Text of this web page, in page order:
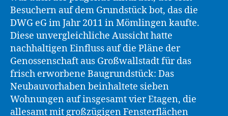
Besuchern auf dem Grundstück bot, das die
DWG eG im Jahr 2011 in Mömlingen kaufte.
Diese unvergleichliche Aussicht hatte
nachhaltigen Einfluss auf die Pläne der
Genossenschaft aus Großwallstadt für das
frisch erworbene Baugrundstück: Das
Neubauvorhaben beinhaltete sieben
Wohnungen auf insgesamt vier Etagen, die
allesamt mit großzügigen Fensterflächen